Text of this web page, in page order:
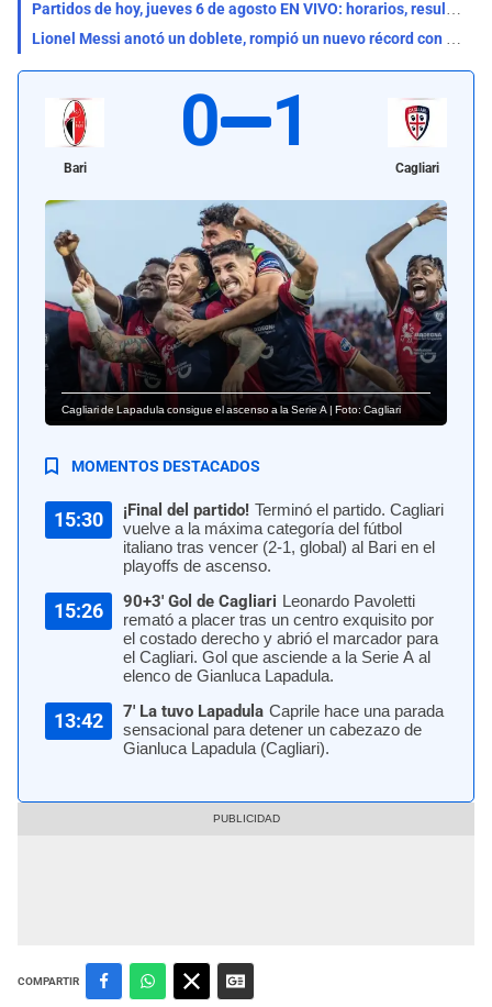
Partidos de hoy, jueves 6 de agosto EN VIVO: horarios, resultados y dónde ver fútbol por TV
Lionel Messi anotó un doblete, rompió un nuevo récord con Inter Miami y se acerca a los 1.000 goles
Bari
0 1
Cagliari
Cagliari de Lapadula consigue el ascenso a la Serie A | Foto: Cagliari
MOMENTOS DESTACADOS
15:30 ¡Final del partido! Terminó el partido. Cagliari
vuelve a la máxima categoría del fútbol
italiano tras vencer (2-1, global) al Bari en el
playoffs de ascenso.
15:26 90+3' Gol de Cagliari Leonardo Pavoletti
remató a placer tras un centro exquisito por
el costado derecho y abrió el marcador para
el Cagliari. Gol que asciende a la Serie A al
elenco de Gianluca Lapadula.
13:42 7' La tuvo Lapadula Caprile hace una parada
sensacional para detener un cabezazo de
Gianluca Lapadula (Cagliari).
COMPARTIR